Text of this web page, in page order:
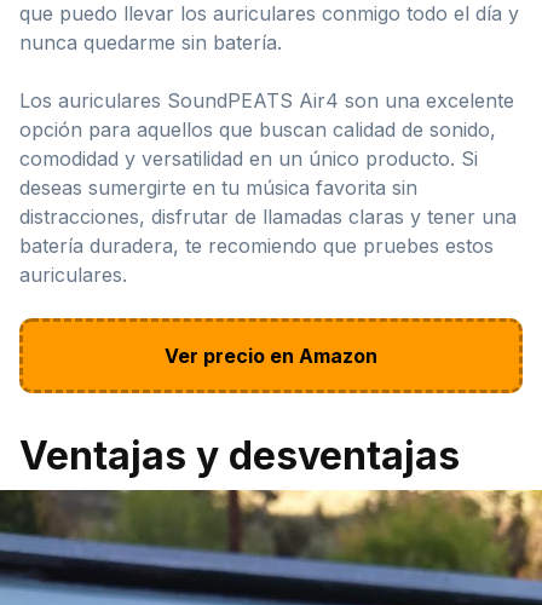
que puedo llevar los auriculares conmigo todo el día y
nunca quedarme sin batería.
Los auriculares SoundPEATS Air4 son una excelente
opción para aquellos que buscan calidad de sonido,
comodidad y versatilidad en un único producto. Si
deseas sumergirte en tu música favorita sin
distracciones, disfrutar de llamadas claras y tener una
batería duradera, te recomiendo que pruebes estos
auriculares.
Ver precio en Amazon
Ventajas y desventajas